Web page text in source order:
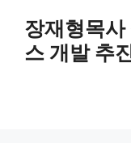
content
장재형목사
스 개발 추